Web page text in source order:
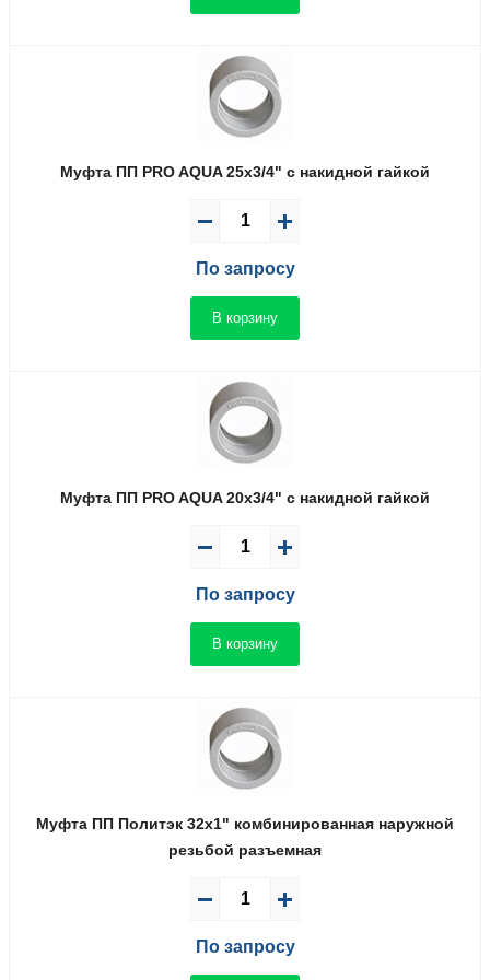
Муфта ПП PRO AQUA 25x3/4" с накидной гайкой
По запросу
В корзину
Муфта ПП PRO AQUA 20x3/4" с накидной гайкой
По запросу
В корзину
Муфта ПП Политэк 32x1" комбинированная наружной
резьбой разъемная
По запросу